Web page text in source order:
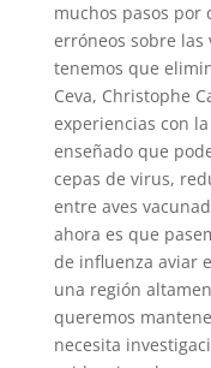
muchos pasos por
erróneos sobre las
tenemos que
Ceva, Christophe
experiencias con
enseñado que
cepas de virus,
entre aves
ahora es que
de influenza aviar
una región
queremos
necesita